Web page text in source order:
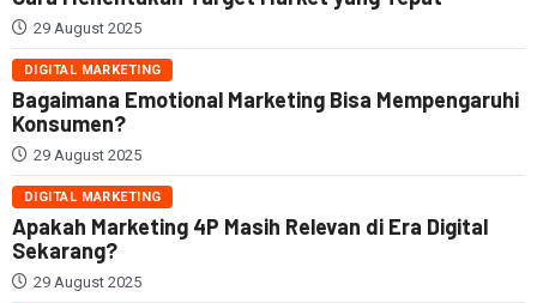
29 August 2025
DIGITAL MARKETING
Bagaimana Emotional Marketing Bisa Mempengaruhi
Konsumen?
29 August 2025
DIGITAL MARKETING
Apakah Marketing 4P Masih Relevan di Era Digital
Sekarang?
29 August 2025